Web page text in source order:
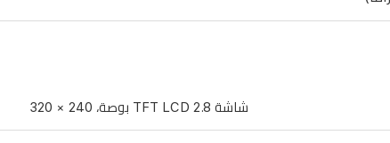
شاشة TFT LCD 2.8 بوصة، 240 × 320